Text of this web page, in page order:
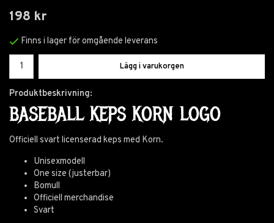
198 kr
Finns i lager för omgående leverans
Lägg i varukorgen
Produktbeskrivning:
BASEBALL KEPS KORN LOGO
Officiell svart licenserad keps med Korn.
Unisexmodell
One size (justerbar)
Bomull
Officiell merchandise
Svart